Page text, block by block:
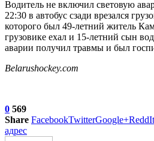
Водитель не включил световую
22:30 в автобус сзади врезался
которого был 49-летний житель
грузовике ехал и 15-летний сын
аварии получил травмы и был
Belarushockey.com
0 569
Share FacebookTwitterGoogle+ReddIt
адрес